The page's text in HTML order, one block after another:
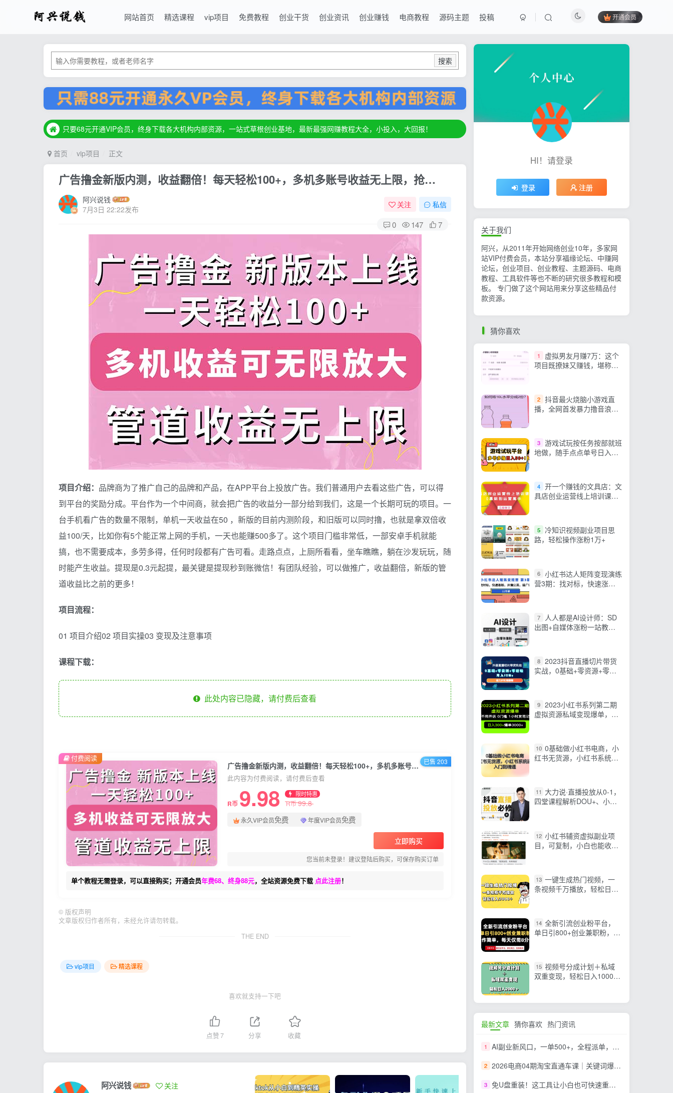
网站首页 精选课程 vip项目 免费教程 创业干货 创业资讯 创业赚钱 电商教程 源码主题 投稿 开通会员
搜索
只要68元开通VIP会员，终身下载各大机构内部资源，一站式草根创业基地，最新最强网赚教程大全，小投入，大回报！
只要68元开通VIP会员，终身下载各大机构内部资源，一站式草根创业基地，最新最强网赚教程大全，小投入，大回报！
只要68元开通VIP会员，终身下载各大机构内部资源，一站式草根创业基地，最新最强网赚教程大全，小投入，大回报！
首页 vip项目 正文
广告撸金新版内测，收益翻倍！每天轻松100+，多机多账号收益无上限，抢…
阿兴说钱
7月3日 22:22发布
关注 私信
0 147 7
项目介绍： 品牌商为了推广自己的品牌和产品，在APP平台上投放广告。我们普通用户去看这些广告，可以得
到平台的奖励分成。平台作为一个中间商，就会把广告的收益分一部分给到我们，这是一个长期可玩的项目。一
台手机看广告的数量不限制，单机一天收益在50 ，新版的目前内测阶段，和旧版可以同时撸，也就是拿双倍收
益100/天，比如你有5个能正常上网的手机，一天也能赚500多了。这个项目门槛非常低，一部安卓手机就能
搞，也不需要成本，多劳多得，任何时段都有广告可看。走路点点，上厕所看看，坐车瞧瞧，躺在沙发玩玩，随
时能产生收益。提现是0.3元起提，最关键是提现秒到账微信！有团队经验，可以做推广，收益翻倍，新版的管
道收益比之前的更多！
项目流程：
01 项目介绍02 项目实操03 变现及注意事项
课程下载：
此处内容已隐藏，请付费后查看
广告撸金新版内测，收益翻倍！每天轻松100+，多机多账号收益无上限，抢…
此内容为付费阅读，请付费后查看
R币 9.98 限时特惠
R币99.8
永久VIP会员免费 年度VIP会员免费
立即购买
您当前未登录！建议登陆后购买，可保存购买订单
单个教程无需登录，可以直接购买；开通会员年费68、终身88元，全站资源免费下载 点此注册！
付费阅读 已售 203
© 版权声明
文章版权归作者所有，未经允许请勿转载。
THE END
vip项目 精选课程
喜欢就支持一下吧
点赞7 分享 收藏
阿兴说钱 关注
HI！请登录
登录 注册
关于我们
阿兴，从2011年开始网络创业10年，多家网
站VIP付费会员，本站分享福缘论坛、中赚网
论坛，创业项目、创业教程、主题源码、电商
教程、工具软件等也不断的研究很多教程和模
板。 专门做了这个网站用来分享这些精品付
款资源。
猜你喜欢
1
虚拟男友月赚7万：这个
项目既撩妹又赚钱，堪称蓝
2 抖音最火烧脑小游戏直
播，全网首发暴力撸音浪，
3 游戏试玩按任务按部就班
地做，随手点点单号日入
4 开一个赚钱的文具店：文
具店创业运营线上培训课，
5
冷知识视频副业项目思
路，轻松操作涨粉1万+
6 小红书达人矩阵变现演练
营3期：找对标，快速涨
7
人人都是AI设计师：SD
出图+自媒体涨粉一站教
8 2023抖音直播切片带货
实战，0基础+零资源+零经
9 2023小红书系列第二期
虚拟资源私域变现爆单，不
10 0基础做小红书电商，小
红书无货源，小红书系统运
11 大力说·直播投放从0-1，
四堂课程解析DOU+、小店
12 小红书辅资虚拟副业项
目，可复制，小白也能收入
13 一键生成热门视频，一
条视频千万播放，轻松日入
14 全新引流创业粉平台，
单日引800+创业兼职粉，抓
15 视频号分成计划＋私域
双重变现，轻松日入1000
最新文章 猜你喜欢 热门资讯
1 AI副业新风口，一单500+，全程派单，0门槛直接干
2 2026电商04期淘宝直通车课｜关键词爆打矩阵，多计划低出价，新品爆款差异化投放实操教学
3 免U盘重装！这工具让小白也可快速重装 Windows，支持无人值守配置，数据无忧 CmzPrep_Rev2